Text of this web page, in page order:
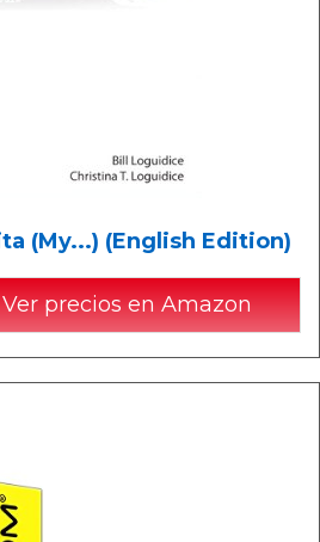
(My...) (English Edition)
precios en Amazon